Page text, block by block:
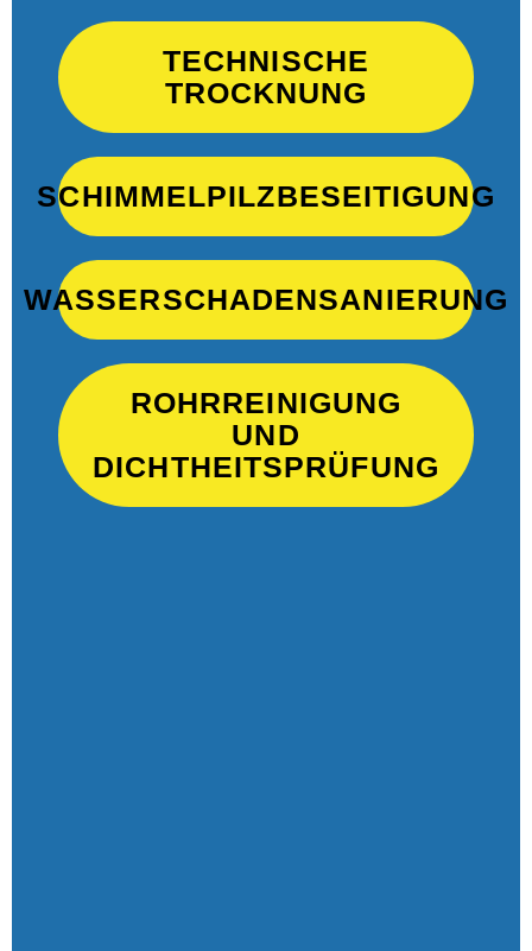
TECHNISCHE
TROCKNUNG
SCHIMMELPILZBESEITIGUNG
WASSERSCHADENSANIERUNG
ROHRREINIGUNG
UND
DICHTHEITSPRÜFUNG